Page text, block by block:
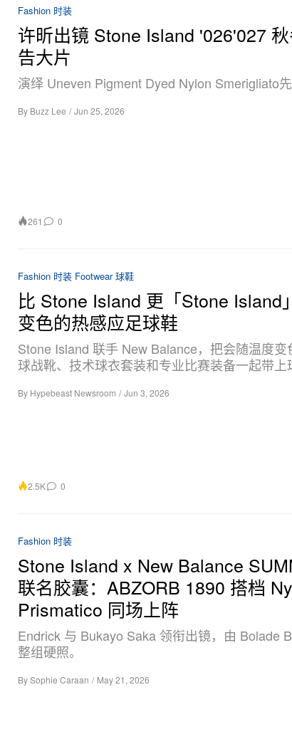
Fashion 时装
许昕出镜 Stone Island '026'027
告大片
演绎 Uneven Pigment Dyed Nylon Smerigliato先
By Buzz Lee / Jun 25, 2026
261 0
Fashion 时装 Footwear 球鞋
比 Stone Island 更「Stone Island
变色的热感应足球鞋
Stone Island 联手 New Balance，把会随温度变
球战靴、技术球衣套装和专业比赛装备一起带上
By Hypebeast Newsroom / Jun 3, 2026
2.5K 0
Fashion 时装
Stone Island x New Balance
联名胶囊：ABZORB 1890 搭档
Prismatico 同场上阵
Endrick 与 Bukayo Saka 领衔出镜，由 Bolade
整组硬照。
BySophie Caraan / May 21, 2026